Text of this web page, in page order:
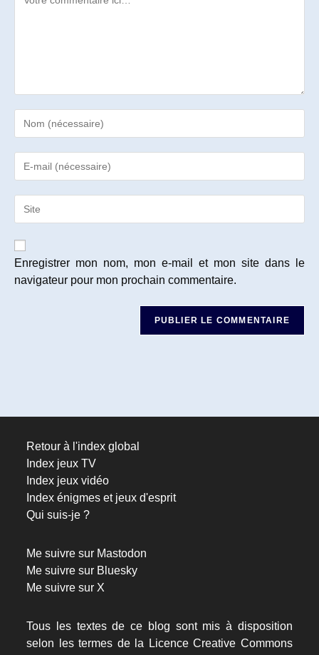
your
username
comment
your
address
l’URL
site
(facultatif)
Enregistrer mon nom, mon e-mail et mon site dans le
navigateur pour mon prochain commentaire.
Retour à l'index global
Index jeux TV
Index jeux vidéo
Index énigmes et jeux d'esprit
Qui suis-je ?
Me suivre sur Mastodon
Me suivre sur Bluesky
Me suivre sur X
Tous les textes de ce blog sont mis à disposition
selon les termes de la
Licence Creative Commons